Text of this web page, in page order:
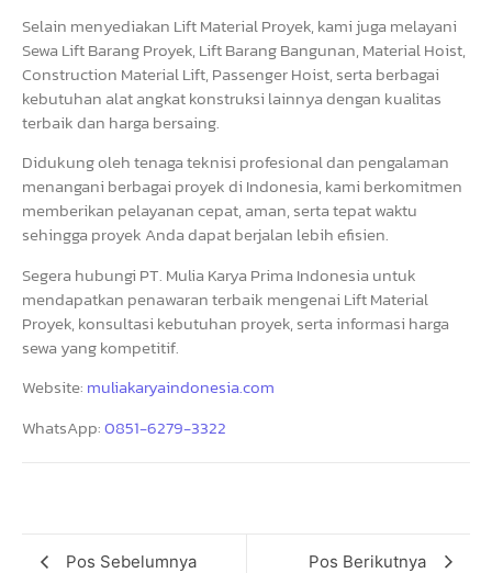
Selain menyediakan Lift Material Proyek, kami juga melayani
Sewa Lift Barang Proyek, Lift Barang Bangunan, Material Hoist,
Construction Material Lift, Passenger Hoist, serta berbagai
kebutuhan alat angkat konstruksi lainnya dengan kualitas
terbaik dan harga bersaing.
Didukung oleh tenaga teknisi profesional dan pengalaman
menangani berbagai proyek di Indonesia, kami berkomitmen
memberikan pelayanan cepat, aman, serta tepat waktu
sehingga proyek Anda dapat berjalan lebih efisien.
Segera hubungi PT. Mulia Karya Prima Indonesia untuk
mendapatkan penawaran terbaik mengenai Lift Material
Proyek, konsultasi kebutuhan proyek, serta informasi harga
sewa yang kompetitif.
Website: muliakaryaindonesia.com
WhatsApp:0851-6279-3322
Pos Sebelumnya Pos Berikutnya